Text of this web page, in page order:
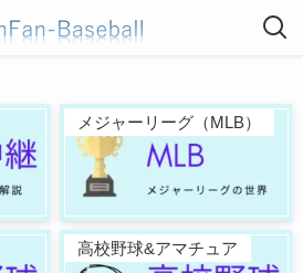
メジャーリーグ（MLB）
高校野球&アマチュア